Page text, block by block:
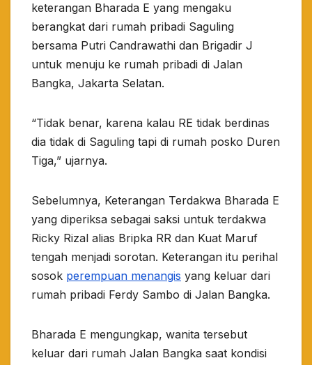
keterangan Bharada E yang mengaku
berangkat dari rumah pribadi Saguling
bersama Putri Candrawathi dan Brigadir J
untuk menuju ke rumah pribadi di Jalan
Bangka, Jakarta Selatan.
“Tidak benar, karena kalau RE tidak berdinas
dia tidak di Saguling tapi di rumah posko Duren
Tiga,” ujarnya.
Sebelumnya, Keterangan Terdakwa Bharada E
yang diperiksa sebagai saksi untuk terdakwa
Ricky Rizal alias Bripka RR dan Kuat Maruf
tengah menjadi sorotan. Keterangan itu perihal
sosok perempuan menangis yang keluar dari
rumah pribadi Ferdy Sambo di Jalan Bangka.
Bharada E mengungkap, wanita tersebut
keluar dari rumah Jalan Bangka saat kondisi